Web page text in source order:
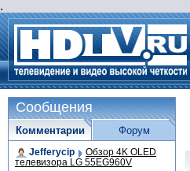
.
Сообщения
Комментарии
Jefferycip Обзор 4K OLED
телевизора LG 55EG960V
Форум